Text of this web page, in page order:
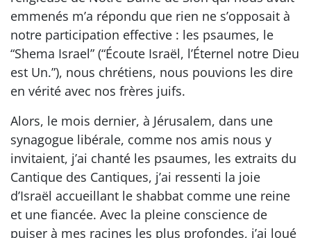
emmenés m’a répondu que rien ne s’opposait à
notre participation effective : les psaumes, le
“Shema Israel” (“Écoute Israël, l’Éternel notre Dieu
est Un.”), nous chrétiens, nous pouvions les dire
en vérité avec nos frères juifs.
Alors, le mois dernier, à Jérusalem, dans une
synagogue libérale, comme nos amis nous y
invitaient, j’ai chanté les psaumes, les extraits du
Cantique des Cantiques, j’ai ressenti la joie
d’Israël accueillant le shabbat comme une reine
et une fiancée. Avec la pleine conscience de
puiser à mes racines les plus profondes, j’ai loué